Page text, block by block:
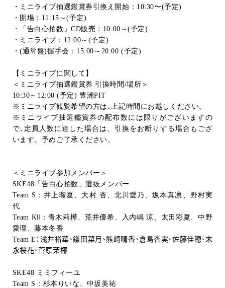
・ミニライブ抽選鑑賞券引換え開始： 10:30〜(予定)
・開場： 11:15 ～(予定)
・「告白心拍数」CD販売： 10:00 ～(予定)
・ミニライブ： 12:00 ～ (予定)
・(通常盤)握手会： 15:00 ～ 20:00 (予定)
【ミニライブに関して】
＜ミニライブ抽選鑑賞券 引換時間 /場所＞
10:30 ～ 12:00 (予定) 豊洲PIT
※ミニライブ観覧希望の方は､上記時間にお越しください。
※ミニライブ抽選鑑賞券の配布数には限りがございますの
で､定員人数に達した場合は、引換をお断りする場合もござ
います。予めご了承ください。
＜ミニライブ参加メンバー＞
SKE48 「告白心拍数」選抜メンバー
Team S ：井上瑠夏、大村 杏、北川愛乃、坂本真凛、野村実
代
Team KⅡ
：青木莉樺、荒井優希、入内嶋 涼、太田彩夏、中野
愛理、藤本冬香
Team E ：浅井裕華、鎌田菜月、熊崎晴香、倉島杏実、佐藤佳穂、末
永桜花、菅原茉椰
SKE48 ミミフィーユ
Team S ：杉本りいな、中坂美祐